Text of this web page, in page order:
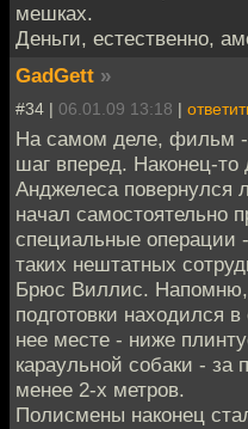
мешках.
Деньги, естественно,
GadGett »
#34 | 06.01.09 13:18 |
На самом деле, фильм
шаг вперед. Наконец-
Анджелеса повернулся
начал самостоятельно
специальные операции
таких нештатных
Брюс Виллис. Напомню,
подготовки находился
нее месте - ниже
караульной собаки -
менее 2-х метров.
Полисмены наконец